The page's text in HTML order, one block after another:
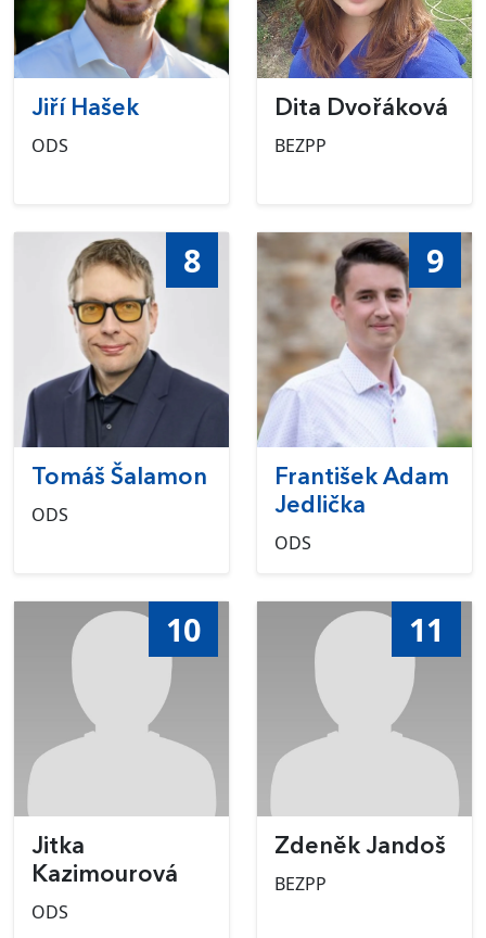
Jiří Hašek
ODS
Dita Dvořáková
BEZPP
8
Tomáš Šalamon
ODS
9
František Adam
Jedlička
ODS
10
Jitka
Kazimourová
ODS
11
Zdeněk Jandoš
BEZPP